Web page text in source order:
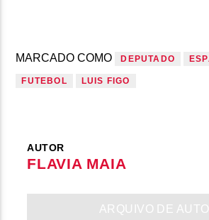
MARCADO COMO DEPUTADO
FUTEBOL LUIS FIGO
AUTOR
FLAVIA MAIA
ARQUIVO DE